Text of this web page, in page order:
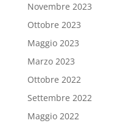
Novembre 2023
Ottobre 2023
Maggio 2023
Marzo 2023
Ottobre 2022
Settembre 2022
Maggio 2022